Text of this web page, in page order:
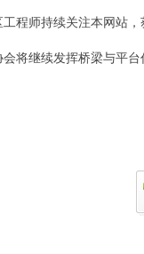
程师持续关注本网站，
会将继续发挥桥梁与平